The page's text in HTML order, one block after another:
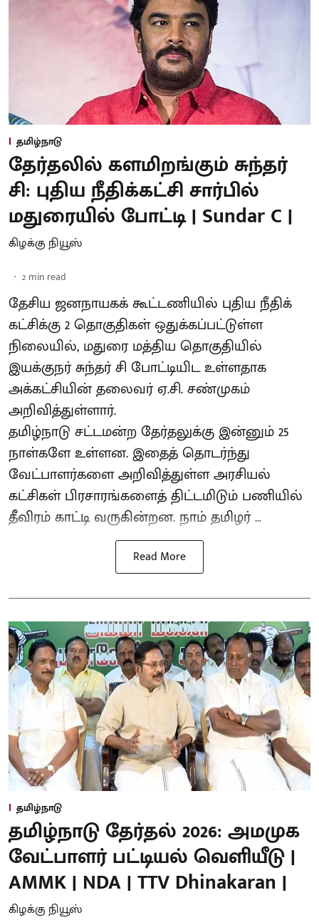
தமிழ்நாடு
தேர்தலில் களமிறங்கும் சுந்தர்
சி: புதிய நீதிக்கட்சி சார்பில்
மதுரையில் போட்டி | Sundar C |
கிழக்கு நியூஸ்
2 min read
தேசிய ஜனநாயகக் கூட்டணியில் புதிய நீதிக்
கட்சிக்கு 2 தொகுதிகள் ஒதுக்கப்பட்டுள்ள
நிலையில், மதுரை மத்திய தொகுதியில்
இயக்குநர் சுந்தர் சி போட்டியிட உள்ளதாக
அக்கட்சியின் தலைவர் ஏ.சி. சண்முகம்
அறிவித்துள்ளார்.
தமிழ்நாடு சட்டமன்ற தேர்தலுக்கு இன்னும் 25
நாள்களே உள்ளன. இதைத் தொடர்ந்து
வேட்பாளர்களை அறிவித்துள்ள அரசியல்
கட்சிகள் பிரசாரங்களைத் திட்டமிடும் பணியில்
தீவிரம் காட்டி வருகின்றன. நாம் தமிழர் ...
Read More
தமிழ்நாடு
தமிழ்நாடு தேர்தல் 2026: அமமுக
வேட்பாளர் பட்டியல் வெளியீடு |
AMMK | NDA | TTV Dhinakaran |
கிழக்கு நியூஸ்